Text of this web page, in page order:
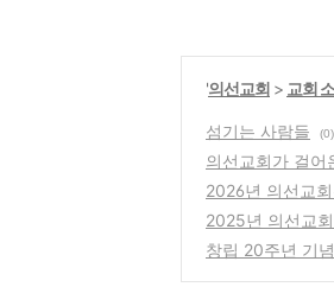
'의선교회 > 교회
섬기는 사람들 (0)
의선교회가 걸어
2026년 의선교
2025년 의선교
창립 20주년 기